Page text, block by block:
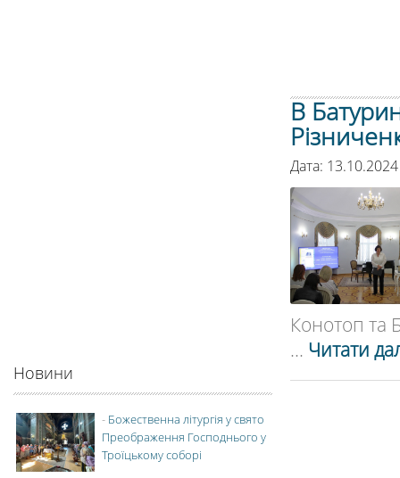
В
Дата:
Конотоп та
... Читати
Новини
- Божественна літургія у свято
Преображення Господнього у
Троїцькому соборі